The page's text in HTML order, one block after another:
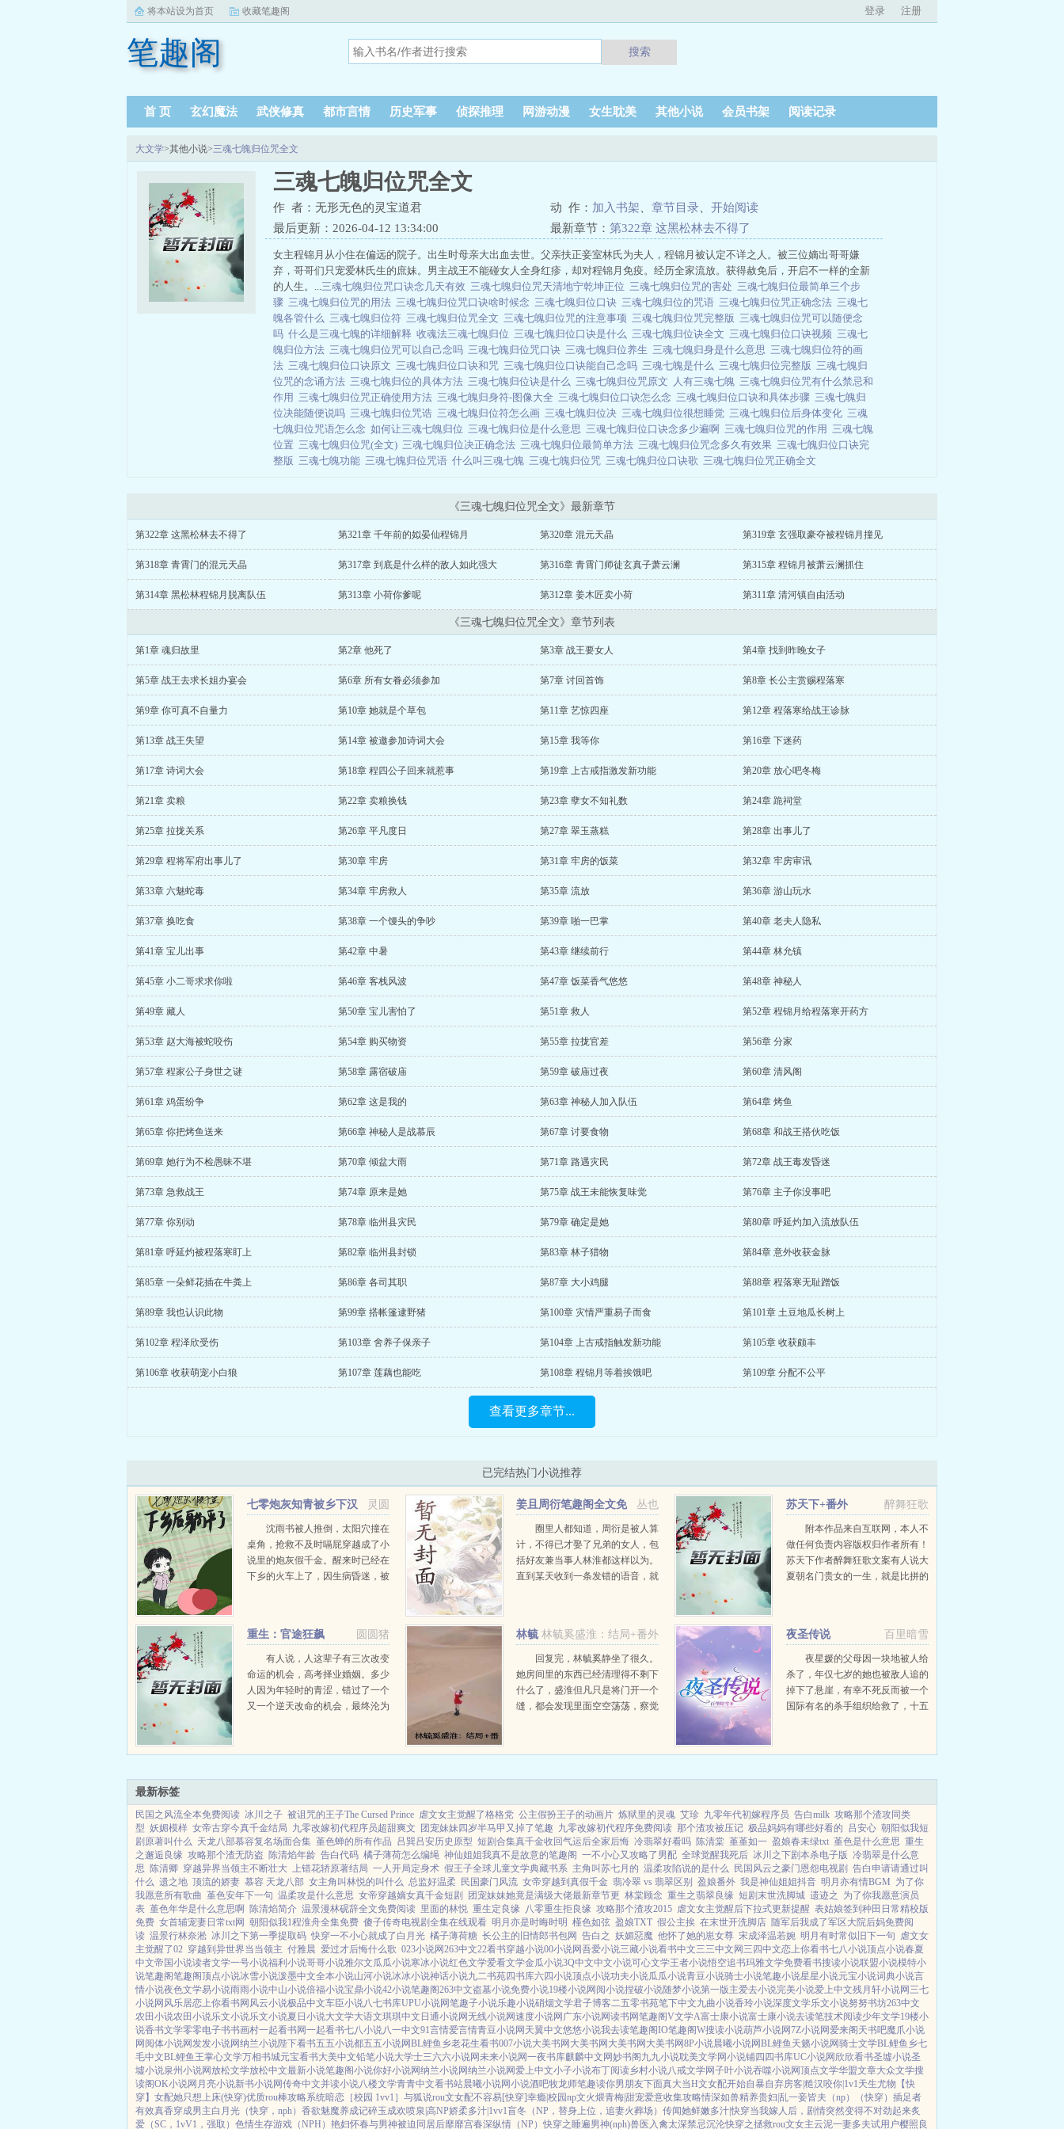
将本站设为首页 收藏笔趣阁 登录 注册
笔趣阁 搜索
首 页 玄幻魔法 武侠修真 都市言情 历史军事 侦探推理 网游动漫 女生耽美 其他小说 会员书架 阅读记录
大文学>其他小说>三魂七魄归位咒全文
三魂七魄归位咒全文
作 者：无形无色的灵宝道君 动 作： 加入书架 章节目录
开始阅读
最后更新：2026-04-12 13:34:00
最新章节： 第322章 这黑松林去不得了
女主程锦月从小住在偏远的院子。出生时母亲大出血去世。父亲扶正妾室林氏为夫人，程锦月被认定不详之人。被三位嫡出哥哥嫌
弃，哥哥们只宠爱林氏生的庶妹。男主战王不能碰女人全身红疹，却对程锦月免疫。经历全家流放。获得赦免后，开启不一样的全新
的人生。...三魂七魄归位咒口诀念几天有效 三魂七魄归位咒天清地宁乾坤正位 三魂七魄归位咒的害处 三魂七魄归位最简单三个步
骤 三魂七魄归位咒的用法 三魂七魄归位咒口诀啥时候念 三魂七魄归位口诀 三魂七魄归位的咒语 三魂七魄归位咒正确念法 三魂七
魄各管什么 三魂七魄归位符 三魂七魄归位咒全文 三魂七魄归位咒的注意事项 三魂七魄归位咒完整版 三魂七魄归位咒可以随便念
吗 什么是三魂七魄的详细解释 收魂法三魂七魄归位 三魂七魄归位口诀是什么 三魂七魄归位诀全文 三魂七魄归位口诀视频 三魂七
魄归位方法 三魂七魄归位咒可以自己念吗 三魂七魄归位咒口诀 三魂七魄归位养生 三魂七魄归身是什么意思 三魂七魄归位符的画
法 三魂七魄归位口诀原文 三魂七魄归位口诀和咒 三魂七魄归位口诀能自己念吗 三魂七魄是什么 三魂七魄归位完整版 三魂七魄归
位咒的念诵方法 三魂七魄归位的具体方法 三魂七魄归位诀是什么 三魂七魄归位咒原文 人有三魂七魄 三魂七魄归位咒有什么禁忌和
作用 三魂七魄归位咒正确使用方法 三魂七魄归身符-图像大全 三魂七魄归位口诀怎么念 三魂七魄归位口诀和具体步骤 三魂七魄归
位决能随便说吗 三魂七魄归位咒诰 三魂七魄归位符怎么画 三魂七魄归位决 三魂七魄归位很想睡觉 三魂七魄归位后身体变化 三魂
七魄归位咒语怎么念 如何让三魂七魄归位 三魂七魄归位是什么意思 三魂七魄归位口诀念多少遍啊 三魂七魄归位咒的作用 三魂七魄
位置 三魂七魄归位咒(全文) 三魂七魄归位决正确念法 三魂七魄归位最简单方法 三魂七魄归位咒念多久有效果 三魂七魄归位口诀完
整版 三魂七魄功能 三魂七魄归位咒语 什么叫三魂七魄 三魂七魄归位咒 三魂七魄归位口诀歌 三魂七魄归位咒正确全文
《三魂七魄归位咒全文》最新章节
第322章 这黑松林去不得了 第321章 千年前的姒晏仙程锦月 第320章 混元天晶 第319章 玄强取豪夺被程锦月撞见
第318章 青霄门的混元天晶 第317章 到底是什么样的敌人如此强大 第316章 青霄门师徒玄真子萧云澜 第315章 程锦月被萧云澜抓住
第314章 黑松林程锦月脱离队伍 第313章 小荷你爹呢 第312章 姜木匠卖小荷 第311章 清河镇自由活动
《三魂七魄归位咒全文》章节列表
第1章 魂归故里 第2章 他死了 第3章 战王要女人 第4章 找到昨晚女子
第5章 战王去求长姐办宴会 第6章 所有女眷必须参加 第7章 讨回首饰 第8章 长公主赏赐程落寒
第9章 你可真不自量力 第10章 她就是个草包 第11章 艺惊四座 第12章 程落寒给战王诊脉
第13章 战王失望 第14章 被邀参加诗词大会 第15章 我等你 第16章 下迷药
第17章 诗词大会 第18章 程四公子回来就惹事 第19章 上古戒指激发新功能 第20章 放心吧冬梅
第21章 卖粮 第22章 卖粮换钱 第23章 孽女不知礼数 第24章 跪祠堂
第25章 拉拢关系 第26章 平凡度日 第27章 翠玉蒸糕 第28章 出事儿了
第29章 程将军府出事儿了 第30章 牢房 第31章 牢房的饭菜 第32章 牢房审讯
第33章 六魅蛇毒 第34章 牢房救人 第35章 流放 第36章 游山玩水
第37章 换吃食 第38章 一个馒头的争吵 第39章 啪一巴掌 第40章 老夫人隐私
第41章 宝儿出事 第42章 中暑 第43章 继续前行 第44章 林允镇
第45章 小二哥求求你啦 第46章 客栈风波 第47章 饭菜香气悠悠 第48章 神秘人
第49章 藏人 第50章 宝儿害怕了 第51章 救人 第52章 程锦月给程落寒开药方
第53章 赵大海被蛇咬伤 第54章 购买物资 第55章 拉拢官差 第56章 分家
第57章 程家公子身世之谜 第58章 露宿破庙 第59章 破庙过夜 第60章 清风阁
第61章 鸡蛋纷争 第62章 这是我的 第63章 神秘人加入队伍 第64章 烤鱼
第65章 你把烤鱼送来 第66章 神秘人是战慕辰 第67章 讨要食物 第68章 和战王搭伙吃饭
第69章 她行为不检愚昧不堪 第70章 倾盆大雨 第71章 路遇灾民 第72章 战王毒发昏迷
第73章 急救战王 第74章 原来是她 第75章 战王未能恢复味觉 第76章 主子你没事吧
第77章 你别动 第78章 临州县灾民 第79章 确定是她 第80章 呼延灼加入流放队伍
第81章 呼延灼被程落寒盯上 第82章 临州县封锁 第83章 林子猎物 第84章 意外收获金脉
第85章 一朵鲜花插在牛粪上 第86章 各司其职 第87章 大小鸡腿 第88章 程落寒无耻蹭饭
第89章 我也认识此物 第99章 搭帐篷逮野猪 第100章 灾情严重易子而食 第101章 土豆地瓜长树上
第102章 程泽欣受伤 第103章 舍养子保亲子 第104章 上古戒指触发新功能 第105章 收获颇丰
第106章 收获萌宠小白狼 第107章 莲藕也能吃 第108章 程锦月等着挨饿吧 第109章 分配不公平
查看更多章节...
已完结热门小说推荐
灵圆
七零炮灰知青被乡下汉
子缠上了
沈雨书被人推倒，太阳穴撞在
桌角，抢救不及时嗝屁穿越成了小
说里的炮灰假千金。醒来时已经在
下乡的火车上了，因生病昏迷，被
秘空间。叮绑定宿主，...
丛也
姜且周衍笔趣阁全文免
费阅读圈里人都知道，周衍是被人算
计，不得已才娶了兄弟的女人，包
括好友兼当事人林淮都这样以为。
直到某天收到一条发错的语音，就
却是我日夜所盼...
醉舞狂歌
苏天下+番外
附本作品来自互联网，本人不
做任何负责内容版权归作者所有！
苏天下作者醉舞狂歌文案有人说大
夏朝名门贵女的一生，就是比拼的
害的...
圆圆猪
重生：官途狂飙
有人说，人这辈子有三次改变
命运的机会，高考择业婚姻。多少
人因为年轻时的青涩，错过了一个
又一个逆天改命的机会，最终沦为
会如何选择？身负血海深仇的秦朗
林毓奚盛淮：结局+番外
林毓
奚盛淮回复完，林毓奚静坐了很久。
她房间里的东西已经清理得不剩下
什么了，盛淮但凡只是将门开一个
缝，都会发现里面空空荡荡，察觉
百里暗雪
夜圣传说
夜星媛的父母因一块地被人给
杀了，年仅七岁的她也被敌人追的
掉下了悬崖，有幸不死反而被一个
国际有名的杀手组织给救了，十五
报了仇的她并没有多开心，因为不
最新标签
民国之风流全本免费阅读 冰川之子 被诅咒的王子The Cursed Prince 虐文女主觉醒了格格党 公主假扮王子的动画片 炼狱里的灵魂 艾珍 九零年代初嫁程序员 告白milk 攻略那个渣攻同类
型 妖媚模样 女帝古穿今真千金结局 九零改嫁初代程序员超甜爽文 团宠妹妹四岁半马甲又掉了笔趣 九零改嫁初代程序免费阅读 那个渣攻被压记 极品妈妈有哪些好看的 吕安心 朝阳似我短
剧原著叫什么 天龙八部慕容复名场面合集 堇色蝉的所有作品 吕巽吕安历史原型 短剧合集真千金收回气运后全家后悔 冷翡翠好看吗 陈清棠 堇堇如一 盈娘春未绿txt 堇色是什么意思 重生
之邂逅良缘 攻略那个渣无防盗 陈清焰年龄 告白代码 橘子薄荷怎么编绳 神仙姐姐我真不是故意的笔趣阁 一不小心又攻略了男配 全球觉醒我死后 冰川之下剧本杀电子版 冷翡翠是什么意
思 陈清卿 穿越异界当领主不断壮大 上错花轿原著结局 一人开局定身术 假王子全球儿童文学典藏书系 主角叫苏七月的 温柔攻陷说的是什么 民国风云之豪门恩怨电视剧 告白申请请通过叫
什么 遗之地 顶流的娇妻 慕容 天龙八部 女主角叫林悦的叫什么 总监好温柔 民国豪门风流 女帝穿越到真假千金 翡冷翠 vs 翡翠区别 盈娘番外 我是神仙姐姐抖音 明月亦有情BGM 为了你
我愿意所有歌曲 堇色安年下一句 温柔攻是什么意思 女帝穿越嫡女真千金短剧 团宠妹妹她竟是满级大佬最新章节更 林棠顾念 重生之翡翠良缘 短剧末世洗脚城 遗迹之
为了你我愿意演员
表 堇色年华是什么意思啊 陈清焰简介 温景漫林砚辞全文免费阅读 里面的林悦 重生定良缘 八零重生拒良缘 攻略那个渣攻2015 虐文女主觉醒后下拉式更新提醒 表姑娘签到种田日常精校版
免费 女首辅宠妻日常txt网 朝阳似我1程淮舟全集免费 傻子传奇电视剧全集在线观看 明月亦是时晦时明 槿色如弦 盈娘TXT 假公主挨 在末世开洗脚店 随军后我成了军区大院后妈免费阅
读 温景行林奈淞 冰川之下第一季提取码 快穿一不小心就成了白月光 橘子薄荷糖 长公主的旧情郎书包网 告白之 妖媚惡魔 他怀了她的崽女尊 宋成泽温若婉 明月有时常似旧下一句 虐文女
主觉醒了02 穿越到异世界当当领主 付雅晨 爱过才后悔什么歌 023小说网263中文22看书穿越小说00小说网吾爱小说三藏小说看书中文三三中文网 三四中文恋上你看书七八小说顶点小说春夏
中文帝国小说读者文学一号小说福利小说哥哥小说雅尔文瓜瓜小说寒冰小说红色文学爱看文学金瓜小说3Q中文中文小说可心文学王者小说悟空追书玛雅文学免费看书搜读小说联盟小说模特小
说笔趣阁笔趣阁顶点小说冰雪小说泼墨中文全本小说山河小说冰冰小说神话小说九二书苑四书库六四小说顶点小说功夫小说瓜瓜小说青豆小说骑士小说笔趣小说星星小说元宝小说词典小说言
情小说夜色文学易小说雨雨小说中山小说倍福小说宝鼎小说42小说笔趣阁263中文盗墓小说免费小说19楼小说网阅小说捏破小说随梦小说第一版主爱去小说完美小说爱上中文残月轩小说网 三七
小说网 风乐居恋上你看书网 风云小说极品中文车臣小说八七书库UPU小说网笔趣子小说乐趣小说硝烟文学君子博客二五零书苑笔下中文九曲小说香玲小说深度文学乐文小说努努书坊263中文
农田小说农田小说乐文小说乐文小说夏日小说大文学大语文琪琪中文 日通小说网无线小说网速度小说网 广东小说网读书网笔趣阁V文学A富士康小说富士康小说去读笔技术阅读少年文学19楼小
说香书文学零零电子书书画村一起看书网一起看书七八小说八一中文91言情爱言情青豆小说网 天翼中文悠悠小说我去读笔趣阁IO笔趣阁W搜读小说葫芦小说网7Z小说网爱来阁 天书吧魔爪小说
网 阅体小说网发发小说网纳兰小说陛下看书五五小说都五五小说网BL鲤鱼乡老花生看书007小说大美书网 大美书网 大美书网 大美书网8P小说晨曦小说网BL鲤鱼 天籁小说网骑士文学BL鲤鱼乡七
毛中文BL鲤鱼王掌心文学万相书城元宝看书大美中文铅笔小说大学士三六六小说网未来小说网一夜书库麒麟中文网妙书阁 九九小说耽美文学网小说铺四四书库UC小说网 欣欣看书圣墟小说圣
墟小说泉州小说网放松文学放松中文最新小说笔趣阁小说你好小说网纳兰小说网纳兰小说网爱上中文小子小说布丁阅读乡村小说八戒文学网子叶小说吞噬小说网顶点文学华盟文章大众文学搜
读阁OK小说网 月亮小说新书小说网传奇中文并读小说八楼文学青青中文看书站晨曦小说网小说酒吧牧龙师笔趣读你男朋友下面真大当H文女配开始自暴自弃房客|糙汉咬你|1v1天生尤物【快
穿】 女配她只想上床(快穿)优质rou棒攻略系统暗恋［校园 1vv1］ 与狐说rou文女配不容易[快穿]幸瘾|校园np文火煨青梅|甜宠爱意收集攻略情深如兽精养贵妇|乱一妾皆夫（np）
（快穿）插足者
有效真香穿成男主白月光（快穿，nph） 香欲魅魔养成记碎玉成欢喷泉|高NP娇柔多汁|1vv1盲冬（NP，替身上位，追妻火葬场） 传闻她鲜嫩多汁|快穿当我嫁人后，剧情突然变得不对劲起来炙
爱（SC，1vV1，强取） 色情生存游戏（NPH） 艳妇怀春与男神被迫同居后靡靡宫春深纵情（NP）快穿之睡遍男神(nph)兽医 入禽太深禁忌沉沦快穿之拯救rou文女主云泥一妻多夫试用户樱照良